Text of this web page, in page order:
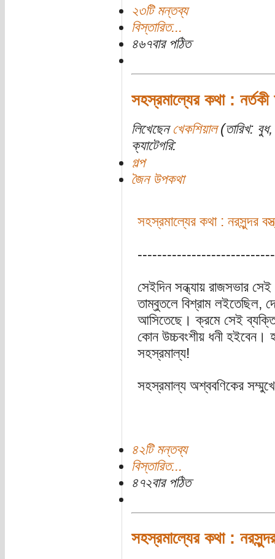
২৩টি মন্তব্য
বিস্তারিত...
৪৬৭বার পঠিত
সহস্রমাল্যের কথা : নর্তকী
লিখেছেন খেকশিয়াল(তারিখ:
ক্যাটেগরি:
গল্প
জৈন উপকথা
সহস্রমাল্যের কথা : নরসুন্দর
সেইদিন সন্ধ্যায় রাজসভার
তাম্বুতলে বিশ্রাম লইতেছিল,
আসিতেছে। ক্রমে সেই
কোন উচ্চবংশীয় ধনী
সহস্রমাল্য!
সহস্রমাল্য অশ্ববণিকের
৪২টি মন্তব্য
বিস্তারিত...
৪৭২বার পঠিত
সহস্রমাল্যের কথা : নরসুন্দর